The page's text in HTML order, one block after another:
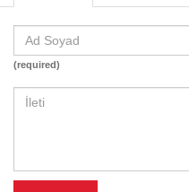
Yemek
(required)